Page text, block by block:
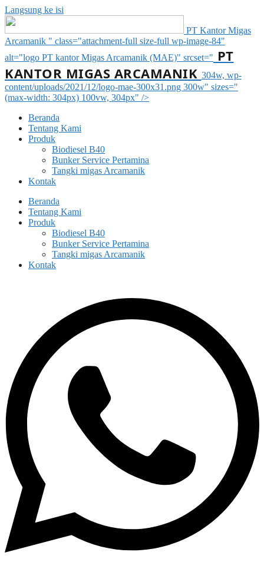
Langsung ke isi
PT Kantor Migas
Arcamanik " class="attachment-full size-full wp-image-84"
alt="logo PT kantor Migas Arcamanik (MAE)" srcset=" PT
KANTOR MIGAS ARCAMANIK 304w, wp-
content/uploads/2021/12/logo-mae-300x31.png 300w" sizes="
(max-width: 304px) 100vw, 304px" />
Beranda
Tentang Kami
Produk
Biodiesel B40
Bunker Service Pertamina
Tangki migas Arcamanik
Kontak
Beranda
Tentang Kami
Produk
Biodiesel B40
Bunker Service Pertamina
Tangki migas Arcamanik
Kontak